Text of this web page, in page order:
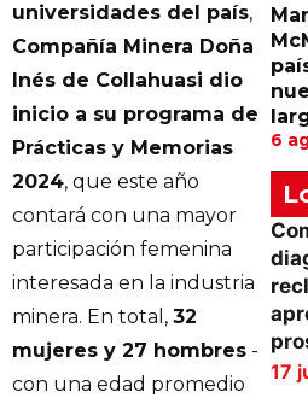
universidades del país,
Compañía Minera Doña
Inés de Collahuasi dio
inicio a su programa de
Prácticas y Memorias
2024, que este año
contará con una mayor
participación femenina
interesada en la industria
minera. En total, 32
mujeres y 27 hombres -
con una edad promedio
6
17